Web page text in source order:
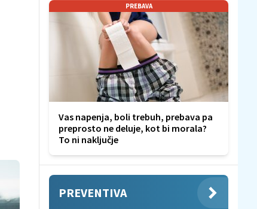
PREBAVA
Vas napenja, boli trebuh, prebava pa
preprosto ne deluje, kot bi morala?
To ni naključje
PREVENTIVA